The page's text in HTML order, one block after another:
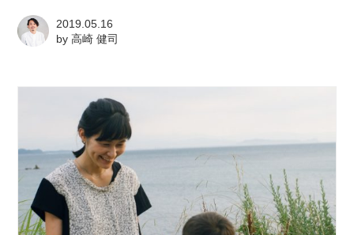
2019.05.16
by高崎 健司